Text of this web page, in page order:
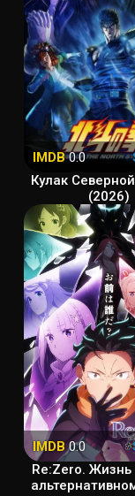
IMDB0.0
Кулак
(2026)
IMDB0.0
Re:Zero. Жизнь